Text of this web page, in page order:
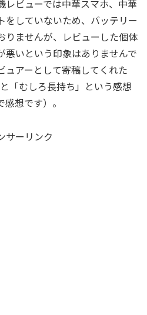
レビューでは中華スマホ、中華
をしていないため、バッテリー
りませんが、レビューした個体
悪いという印象はありませんで
ュアーとして寄稿してくれた
「むしろ長持ち」という感想
想です）。
サーリンク